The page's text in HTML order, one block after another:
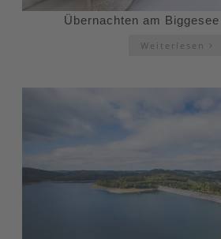
Übernachten am
Weiterlesen